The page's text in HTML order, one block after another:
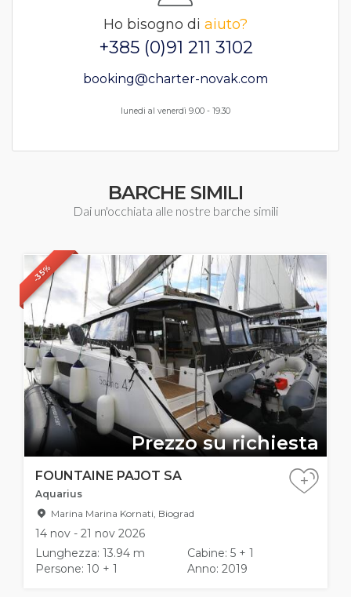
Ho bisogno di aiuto?
+385 (0)91 211 3102
booking@charter-novak.com
lunedi al venerdì 9.00 - 19.30
BARCHE SIMILI
Dai un'occhiata alle nostre barche simili
-35%
Prezzo su richiesta
FOUNTAINE PAJOT SA
Aquarius
Marina Marina Kornati, Biograd
14 nov - 21 nov 2026
Lunghezza: 13.94 m
Cabine: 5 + 1
Persone: 10 + 1
Anno: 2019
+